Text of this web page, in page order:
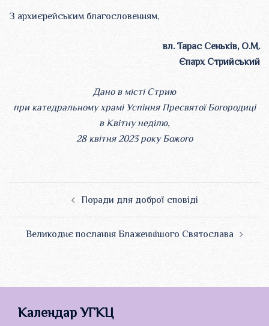
З архиєрейським благословенням,
вл. Тарас Сеньків, О.М.
Єпарх Стрийський
Дано в місті Стрию
при катедральному храмі Успіння Пресвятої Богородиці
в Квітну неділю,
28 квітня 2023 року Божого
Поради для доброї сповіді
Великоднє послання Блаженнішого Святослава
Календар УГКЦ